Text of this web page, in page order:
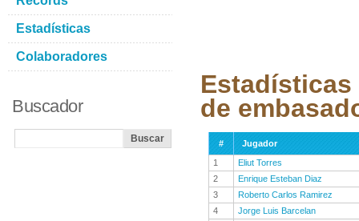
Estadísticas
de
#
Jugador
1
Eliut Torres
2
Enrique Esteban Diaz
3
Roberto Carlos Ramirez
4
Jorge Luis Barcelan
Estadísticas
Colaboradores
Buscador